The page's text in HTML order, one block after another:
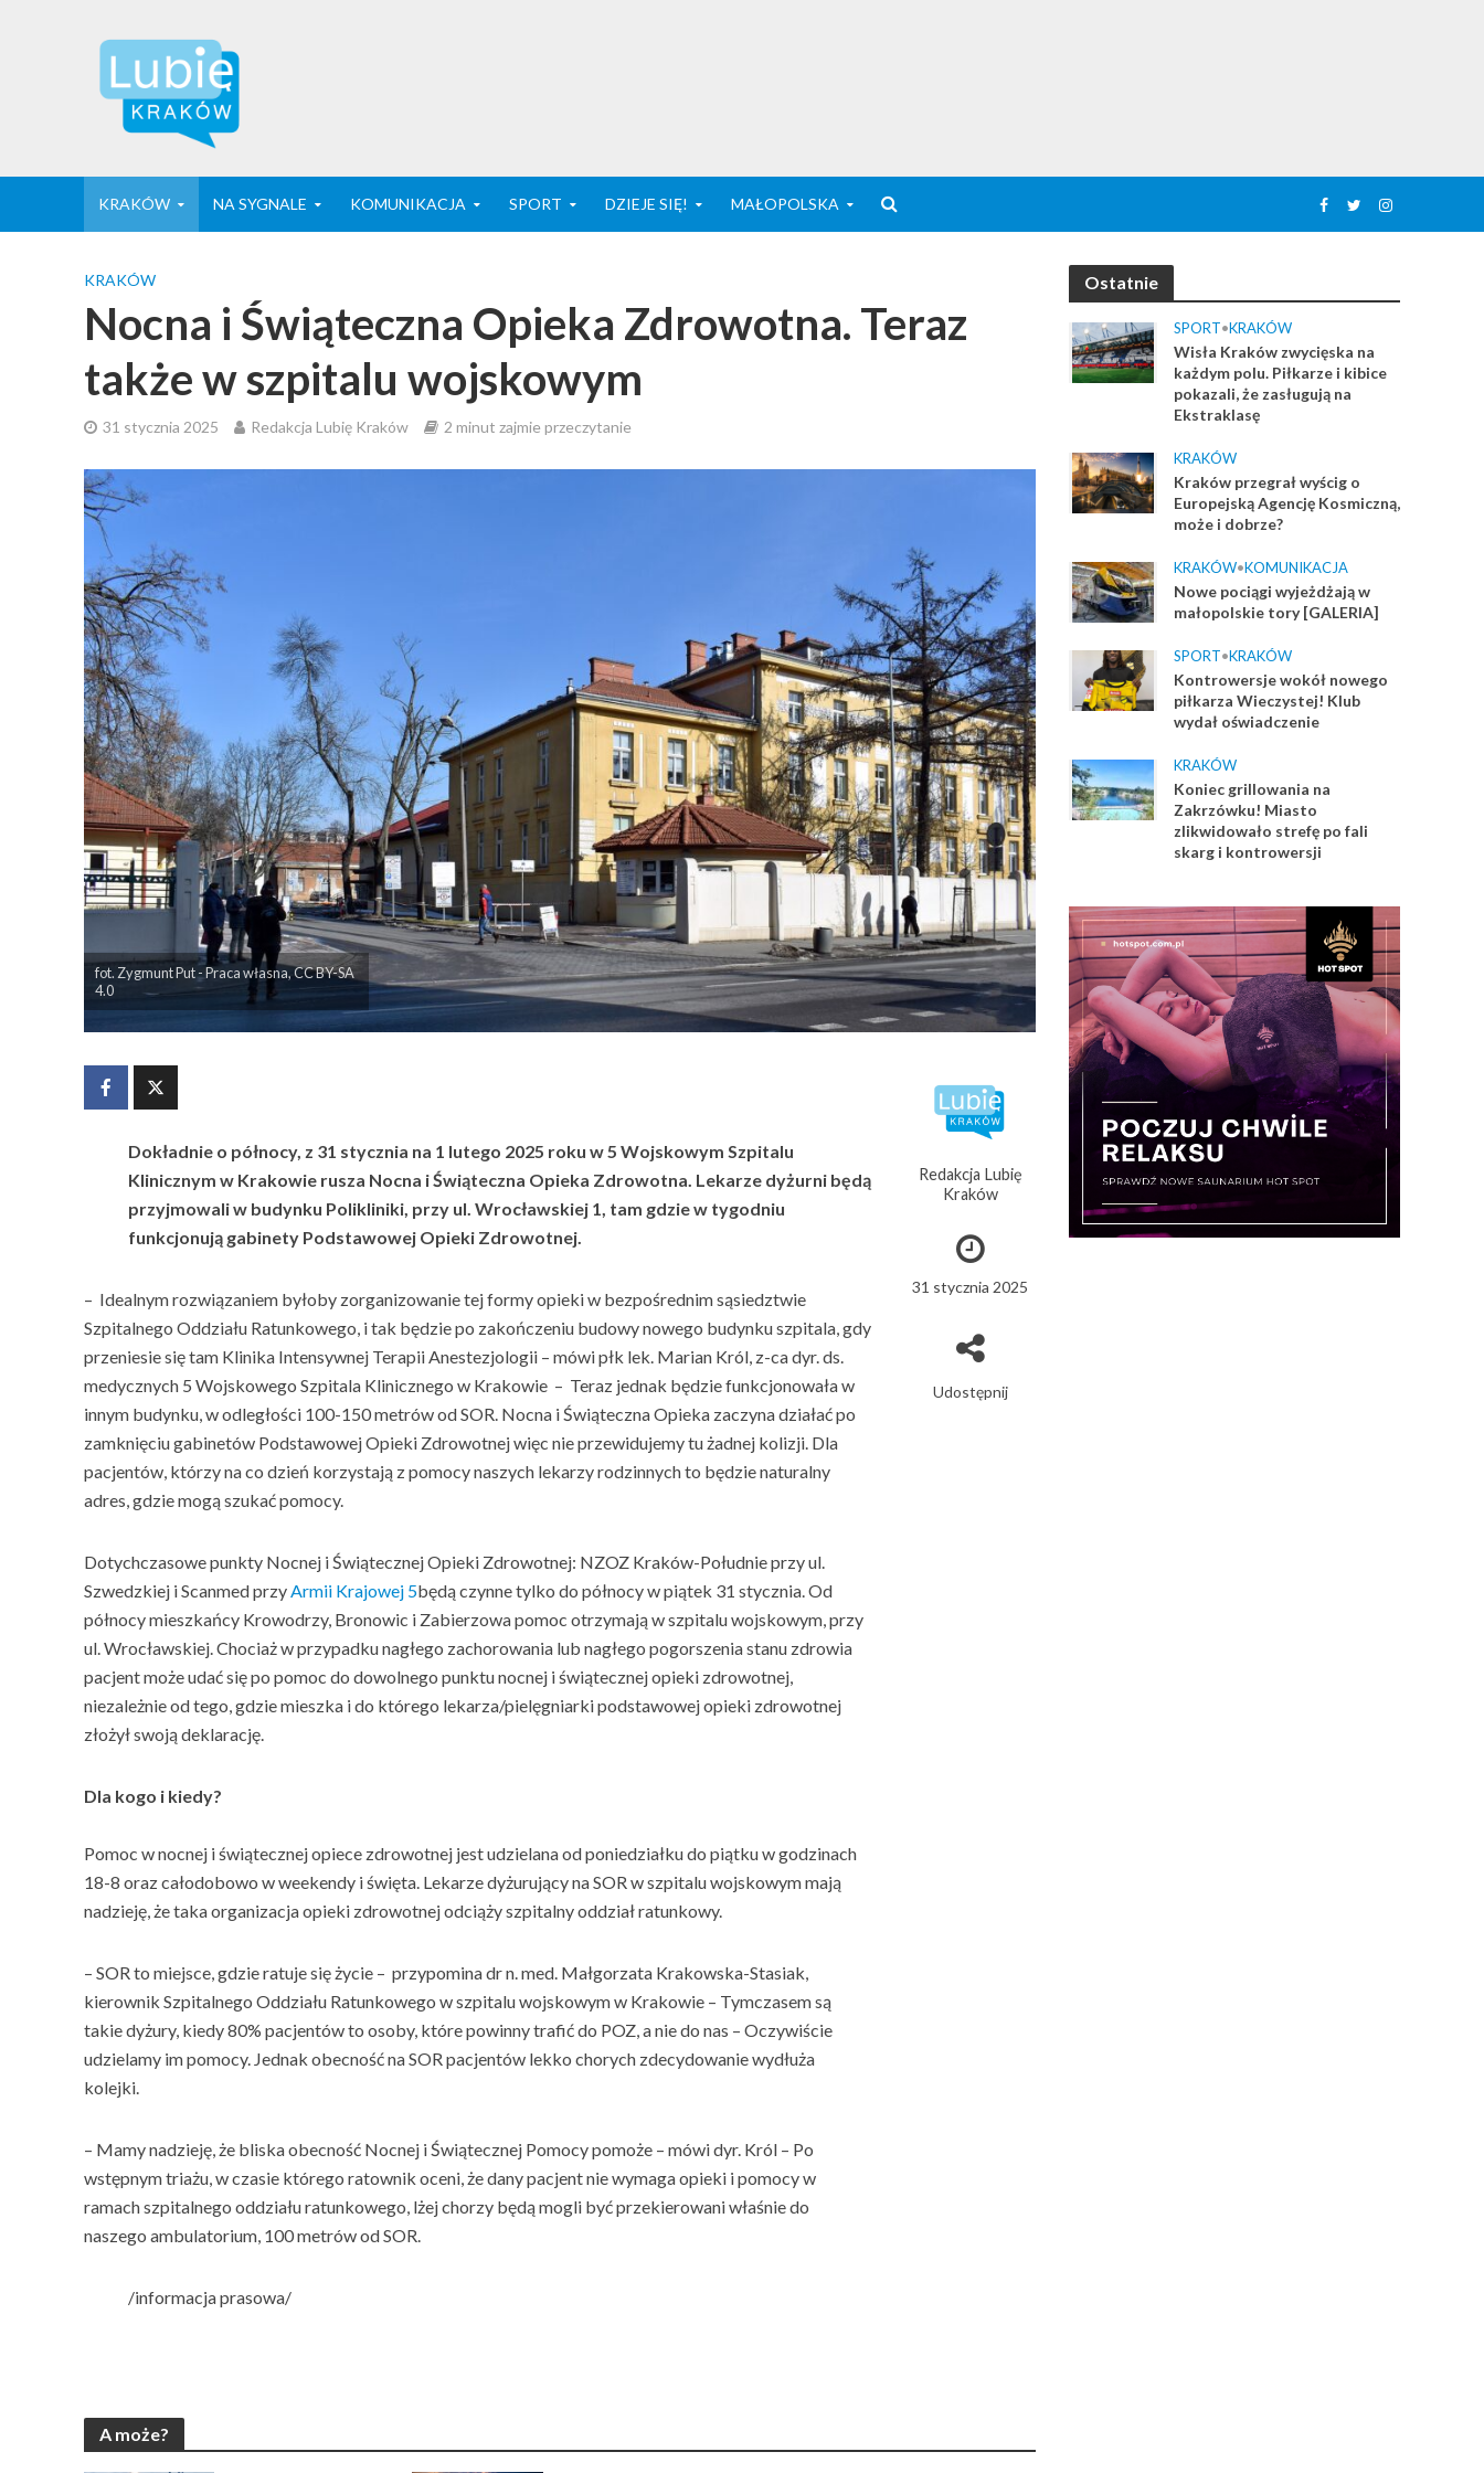
KRAKÓW NA SYGNALE KOMUNIKACJA SPORT DZIEJE SIĘ! MAŁOPOLSKA
KRAKÓW
Nocna i Świąteczna Opieka Zdrowotna. Teraz
także w szpitalu wojskowym
31 stycznia 2025 Redakcja Lubię Kraków 2 minut zajmie przeczytanie
fot. Zygmunt Put - Praca własna, CC BY-SA
4.0
Redakcja Lubię
Kraków
31 stycznia 2025
Udostępnij
Dokładnie o północy, z 31 stycznia na 1 lutego 2025 roku w 5 Wojskowym Szpitalu
Klinicznym w Krakowie rusza Nocna i Świąteczna Opieka Zdrowotna. Lekarze dyżurni będą
przyjmowali w budynku Polikliniki, przy ul. Wrocławskiej 1, tam gdzie w tygodniu
funkcjonują gabinety Podstawowej Opieki Zdrowotnej.
– Idealnym rozwiązaniem byłoby zorganizowanie tej formy opieki w bezpośrednim sąsiedztwie
Szpitalnego Oddziału Ratunkowego, i tak będzie po zakończeniu budowy nowego budynku szpitala, gdy
przeniesie się tam Klinika Intensywnej Terapii Anestezjologii – mówi płk lek. Marian Król, z-ca dyr. ds.
medycznych 5 Wojskowego Szpitala Klinicznego w Krakowie – Teraz jednak będzie funkcjonowała w
innym budynku, w odległości 100-150 metrów od SOR. Nocna i Świąteczna Opieka zaczyna działać po
zamknięciu gabinetów Podstawowej Opieki Zdrowotnej więc nie przewidujemy tu żadnej kolizji. Dla
pacjentów, którzy na co dzień korzystają z pomocy naszych lekarzy rodzinnych to będzie naturalny
adres, gdzie mogą szukać pomocy.
Dotychczasowe punkty Nocnej i Świątecznej Opieki Zdrowotnej: NZOZ Kraków-Południe przy ul.
Szwedzkiej i Scanmed przyArmii Krajowej 5będą czynne tylko do północy w piątek 31 stycznia. Od
północy mieszkańcy Krowodrzy, Bronowic i Zabierzowa pomoc otrzymają w szpitalu wojskowym, przy
ul. Wrocławskiej. Chociaż w przypadku nagłego zachorowania lub nagłego pogorszenia stanu zdrowia
pacjent może udać się po pomoc do dowolnego punktu nocnej i świątecznej opieki zdrowotnej,
niezależnie od tego, gdzie mieszka i do którego lekarza/pielęgniarki podstawowej opieki zdrowotnej
złożył swoją deklarację.
Dla kogo i kiedy?
Pomoc w nocnej i świątecznej opiece zdrowotnej jest udzielana od poniedziałku do piątku w godzinach
18-8 oraz całodobowo w weekendy i święta. Lekarze dyżurujący na SOR w szpitalu wojskowym mają
nadzieję, że taka organizacja opieki zdrowotnej odciąży szpitalny oddział ratunkowy.
– SOR to miejsce, gdzie ratuje się życie – przypomina dr n. med. Małgorzata Krakowska-Stasiak,
kierownik Szpitalnego Oddziału Ratunkowego w szpitalu wojskowym w Krakowie – Tymczasem są
takie dyżury, kiedy 80% pacjentów to osoby, które powinny trafić do POZ, a nie do nas – Oczywiście
udzielamy im pomocy. Jednak obecność na SOR pacjentów lekko chorych zdecydowanie wydłuża
kolejki.
– Mamy nadzieję, że bliska obecność Nocnej i Świątecznej Pomocy pomoże – mówi dyr. Król – Po
wstępnym triażu, w czasie którego ratownik oceni, że dany pacjent nie wymaga opieki i pomocy w
ramach szpitalnego oddziału ratunkowego, lżej chorzy będą mogli być przekierowani właśnie do
naszego ambulatorium, 100 metrów od SOR.
/informacja prasowa/
A może?
Ostatnie
SPORT•KRAKÓW
Wisła Kraków zwycięska na
każdym polu. Piłkarze i kibice
pokazali, że zasługują na
Ekstraklasę
KRAKÓW
Kraków przegrał wyścig o
Europejską Agencję Kosmiczną,
może i dobrze?
KRAKÓW•KOMUNIKACJA
Nowe pociągi wyjeżdżają w
małopolskie tory [GALERIA]
SPORT•KRAKÓW
Kontrowersje wokół nowego
piłkarza Wieczystej! Klub
wydał oświadczenie
KRAKÓW
Koniec grillowania na
Zakrzówku! Miasto
zlikwidowało strefę po fali
skarg i kontrowersji